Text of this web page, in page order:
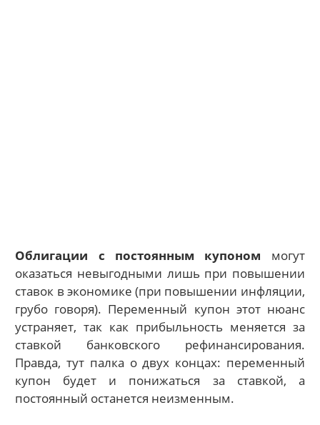
Облигации с постоянным купоном могут
оказаться невыгодными лишь при повышении
ставок в экономике (при повышении инфляции,
грубо говоря). Переменный купон этот нюанс
устраняет, так как прибыльность меняется за
ставкой банковского рефинансирования.
Правда, тут палка о двух концах: переменный
купон будет и понижаться за ставкой, а
постоянный останется неизменным.